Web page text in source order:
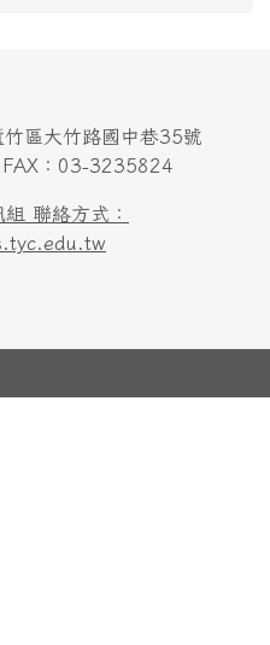
區大竹路國中巷35號
：03-3235824
聯絡方式：